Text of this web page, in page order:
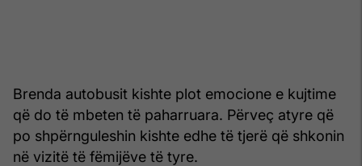
Brenda autobusit kishte plot emocione e kujtime
që do të mbeten të paharruara. Përveç atyre që
po shpërnguleshin kishte edhe të tjerë që shkonin
në vizitë të fëmijëve të tyre.